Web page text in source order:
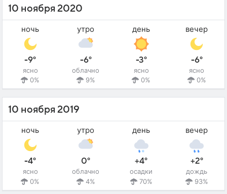
10 ноября 2020
ночь
-9°
ясно
0%
утро
-6°
облачно
9%
день
-3°
ясно
0%
вечер
-6°
ясно
0%
10 ноября 2019
ночь
-4°
ясно
0%
утро
0°
облачно
4%
день
+4°
осадки
70%
вечер
+2°
дождь
93%